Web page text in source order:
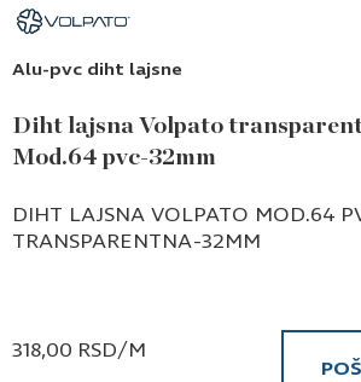
Alu-pvc diht lajsne
Diht lajsna Volpato
Mod.64 pvc-32mm
DIHT LAJSNA VOLPATO MOD.64
TRANSPARENTNA-32MM
318,00 RSD/M